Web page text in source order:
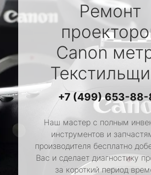
Ремонт
Canon
+7 (499) 653-88-
Наш мастер с полным
инструментов и
производителя бесплатно
Вас и сделает диагностику
за короткий период